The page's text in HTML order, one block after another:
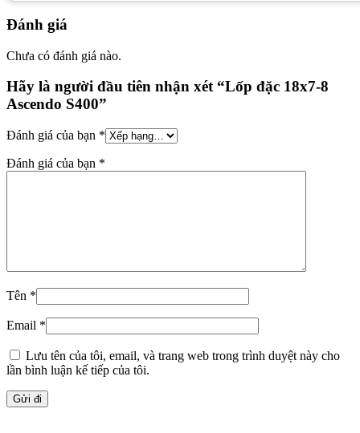
Đánh giá
Chưa có đánh giá nào.
Hãy là người đầu tiên nhận xét “Lốp đặc 18x7-8
Ascendo S400”
Đánh giá của bạn *
Đánh giá của bạn *
Tên *
Email *
Lưu tên của tôi, email, và trang web trong trình duyệt này cho
lần bình luận kế tiếp của tôi.